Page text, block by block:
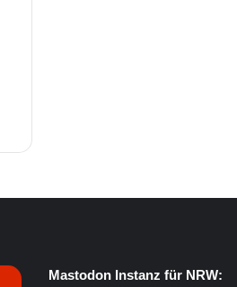
Mastodon Instanz für NRW: